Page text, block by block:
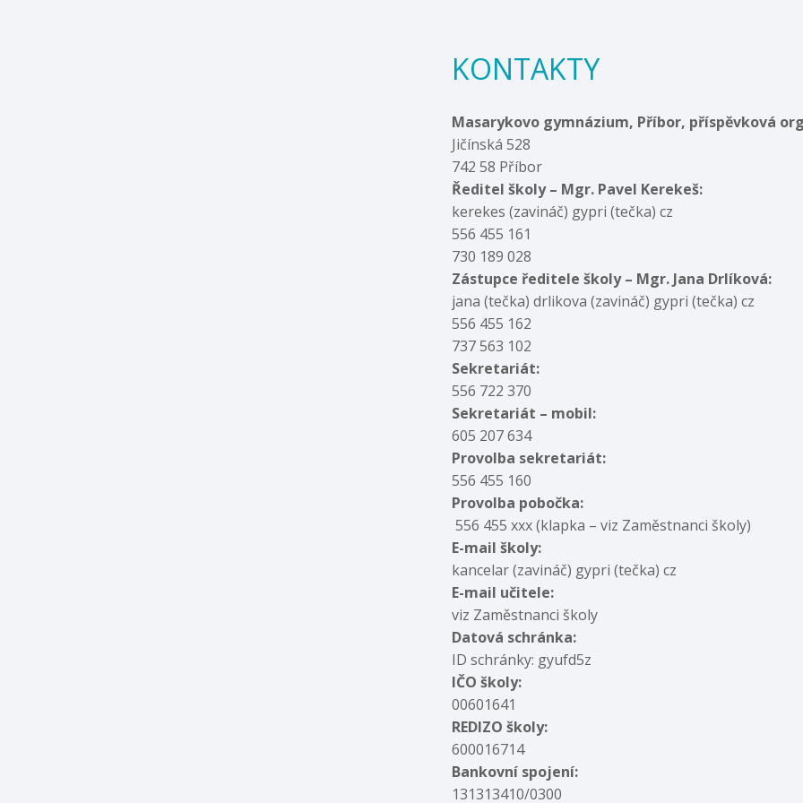
KONTAKTY
Masarykovo gymnázium, Příbor, příspěvková
Jičínská 528
742 58 Příbor
Ředitel školy – Mgr. Pavel Kerekeš:
kerekes (zavináč) gypri (tečka) cz
556 455 161
730 189 028
Zástupce ředitele školy – Mgr. Jana Drlíková:
jana (tečka) drlikova (zavináč) gypri (tečka) cz
556 455 162
737 563 102
Sekretariát:
556 722 370
Sekretariát – mobil:
605 207 634
Provolba sekretariát:
556 455 160
Provolba pobočka:
556 455 xxx (klapka – viz Zaměstnanci školy)
E-mail školy:
kancelar (zavináč) gypri (tečka) cz
E-mail učitele:
viz Zaměstnanci školy
Datová schránka:
ID schránky: gyufd5z
IČO školy:
00601641
REDIZO školy:
600016714
Bankovní spojení:
131313410/0300